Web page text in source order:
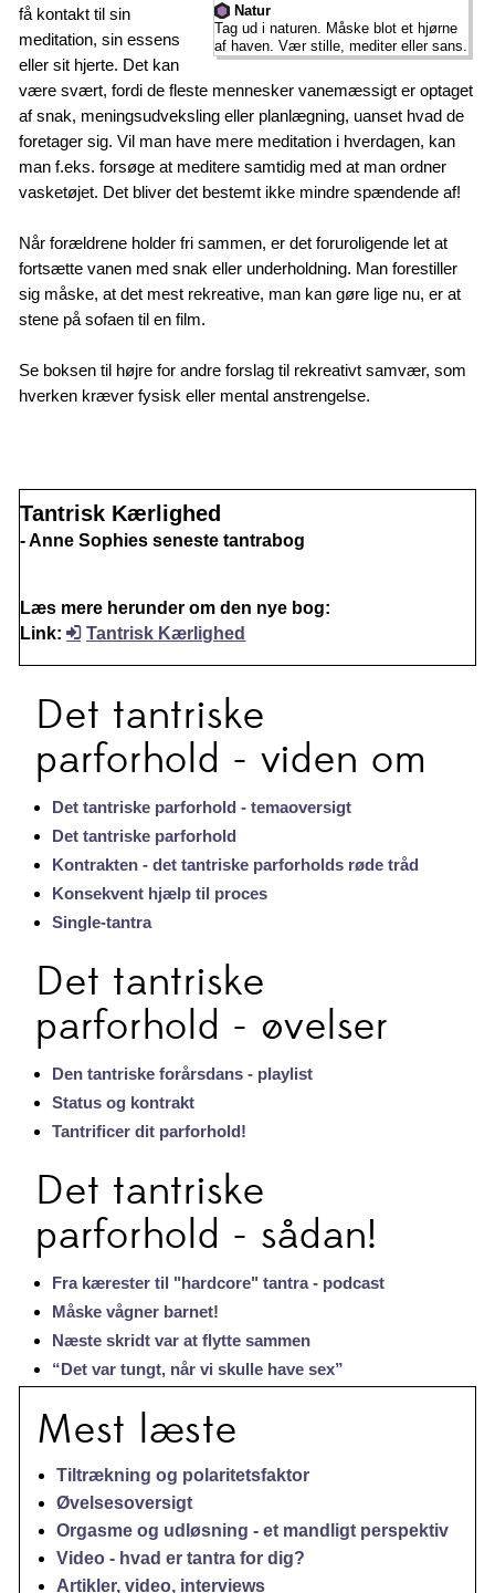
Natur
Tag ud i naturen. Måske blot et hjørne
af haven. Vær stille, mediter eller sans.
få kontakt til sin
meditation, sin essens
eller sit hjerte. Det kan
være svært, fordi de fleste mennesker vanemæssigt er optaget
af snak, meningsudveksling eller planlægning, uanset hvad de
foretager sig. Vil man have mere meditation i hverdagen, kan
man f.eks. forsøge at meditere samtidig med at man ordner
vasketøjet. Det bliver det bestemt ikke mindre spændende af!
Når forældrene holder fri sammen, er det foruroligende let at
fortsætte vanen med snak eller underholdning. Man forestiller
sig måske, at det mest rekreative, man kan gøre lige nu, er at
stene på sofaen til en film.
Se boksen til højre for andre forslag til rekreativt samvær, som
hverken kræver fysisk eller mental anstrengelse.
Tantrisk Kærlighed
- Anne Sophies seneste tantrabog
Læs mere herunder om den nye bog:
Link:
Tantrisk Kærlighed
Det tantriske
parforhold - viden om
Det tantriske parforhold - temaoversigt
Det tantriske parforhold
Kontrakten - det tantriske parforholds røde tråd
Konsekvent hjælp til proces
Single-tantra
Det tantriske
parforhold - øvelser
Den tantriske forårsdans - playlist
Status og kontrakt
Tantrificer dit parforhold!
Det tantriske
parforhold - sådan!
Fra kærester til "hardcore" tantra - podcast
Måske vågner barnet!
Næste skridt var at flytte sammen
“Det var tungt, når vi skulle have sex”
Mest læste
Tiltrækning og polaritetsfaktor
Øvelsesoversigt
Orgasme og udløsning - et mandligt perspektiv
Video - hvad er tantra for dig?
Artikler, video, interviews